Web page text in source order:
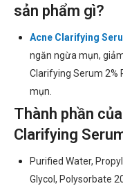
sản phẩm gì?
Acne Clarifying
ngăn ngừa mụn,
Clarifying Serum 2%
mụn.
Thành phần
Clarifying
Purified Water,
Glycol, Polysorbate